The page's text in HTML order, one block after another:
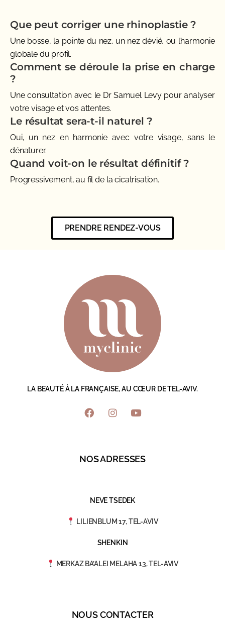
Que peut corriger une rhinoplastie ?
Une bosse, la pointe du nez, un nez dévié, ou l’harmonie
globale du profil.
Comment se déroule la prise en charge
?
Une consultation avec le Dr Samuel Levy pour analyser
votre visage et vos attentes.
Le résultat sera-t-il naturel ?
Oui, un nez en harmonie avec votre visage, sans le
dénaturer.
Quand voit-on le résultat définitif ?
Progressivement, au fil de la cicatrisation.
PRENDRE RENDEZ-VOUS
LA BEAUTÉ À LA FRANÇAISE, AU CŒUR DE TEL-AVIV.
NOS ADRESSES
NEVE TSEDEK
LILIENBLUM 17, TEL-AVIV
SHENKIN
MERKAZ BA’ALEI MELAHA 13, TEL-AVIV
NOUS CONTACTER